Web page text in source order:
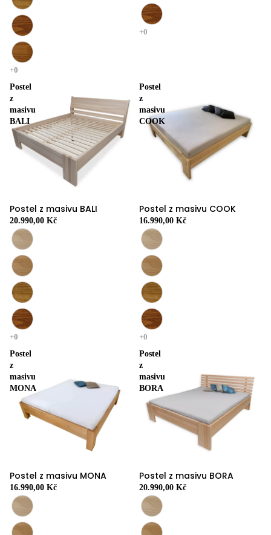
Postel
z
masivu
BALI
Postel z masivu BALI
20.990,00 Kč
Postel
z
masivu
COOK
Postel z masivu COOK
16.990,00 Kč
Postel
z
masivu
MONA
Postel z masivu MONA
16.990,00 Kč
Postel
z
masivu
BORA
Postel z masivu BORA
20.990,00 Kč